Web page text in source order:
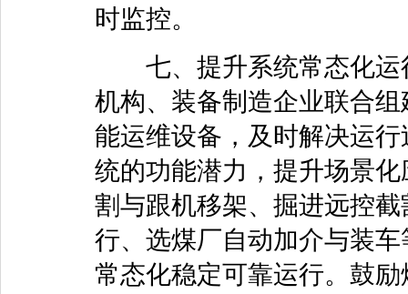
时监控。
七、提升系统常态化运
机构、装备制造企业联合
能运维设备，及时解决运
统的功能潜力，提升场景
割与跟机移架、掘进远控
行、选煤厂自动加介与装
常态化稳定可靠运行。鼓